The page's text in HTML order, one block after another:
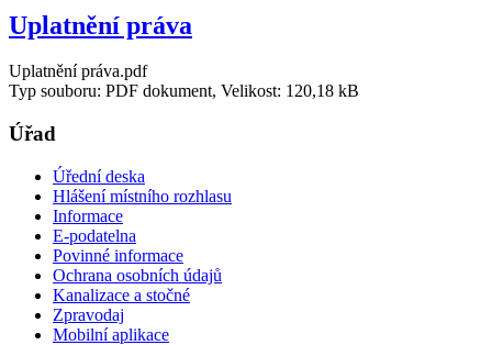
Uplatnění práva
Uplatnění práva.pdf
Typ souboru: PDF dokument, Velikost: 120,18 kB
Úřad
Úřední deska
Hlášení místního rozhlasu
Informace
E-podatelna
Povinné informace
Ochrana osobních údajů
Kanalizace a stočné
Zpravodaj
Mobilní aplikace